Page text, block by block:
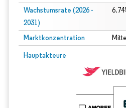
Wachstumsrate (2026 -
2031)
Marktkonzentration Mittel
Hauptakteure
Bild © Mordor Intelligence.